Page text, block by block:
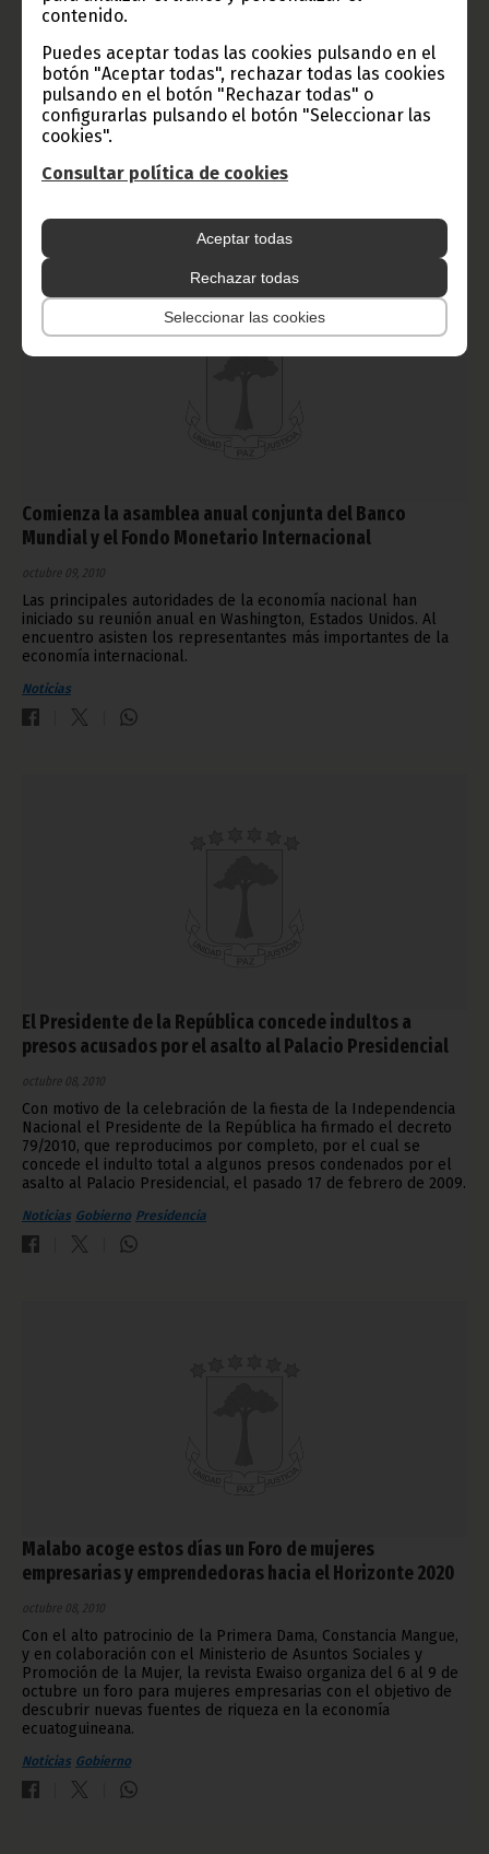
contenido.
Puedes aceptar todas las cookies pulsando en el
botón "Aceptar todas", rechazar todas las cookies
pulsando en el botón "Rechazar todas" o
configurarlas pulsando el botón "Seleccionar las
cookies".
Consultar política de cookies
Aceptar todas
Rechazar todas
Seleccionar las cookies
Nacional Demográfica y de Salud EDSGE 1
octubre 09, 2010
El curso de formación para agentes-cartógrafos responsables
de la Primera Encuesta Nacional Demográfica y de Salud
(EDSGE-1), comenzó el jueves día 7 en Bata y tendrá una
duración de dos meses. El seminario irá dirigido a jóvenes
ecuatoguineanos procedentes de todo el país.
Noticias Gobierno
Comienza la asamblea anual conjunta del Banco
Mundial y el Fondo Monetario Internacional
octubre 09, 2010
Las principales autoridades de la economía nacional han
iniciado su reunión anual en Washington, Estados Unidos. Al
encuentro asisten los representantes más importantes de la
economía internacional.
Noticias
El Presidente de la República concede indultos a
presos acusados por el asalto al Palacio Presidencial
octubre 08, 2010
Con motivo de la celebración de la fiesta de la Independencia
Nacional el Presidente de la República ha firmado el decreto
79/2010, que reproducimos por completo, por el cual se
concede el indulto total a algunos presos condenados por el
asalto al Palacio Presidencial, el pasado 17 de febrero de 2009.
Noticias Gobierno Presidencia
Malabo acoge estos días un Foro de mujeres
empresarias y emprendedoras hacia el Horizonte 2020
octubre 08, 2010
Con el alto patrocinio de la Primera Dama, Constancia Mangue,
y en colaboración con el Ministerio de Asuntos Sociales y
Promoción de la Mujer, la revista Ewaiso organiza del 6 al 9 de
octubre un foro para mujeres empresarias con el objetivo de
descubrir nuevas fuentes de riqueza en la economía
ecuatoguineana.
Noticias Gobierno